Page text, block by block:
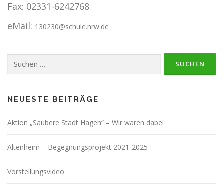
Fax: 02331-6242768
eMail: 130230@schule.nrw.de
Suchen
NEUESTE BEITRÄGE
Aktion „Saubere Stadt Hagen“ – Wir waren dabei
Altenheim – Begegnungsprojekt 2021-2025
Vorstellungsvideo